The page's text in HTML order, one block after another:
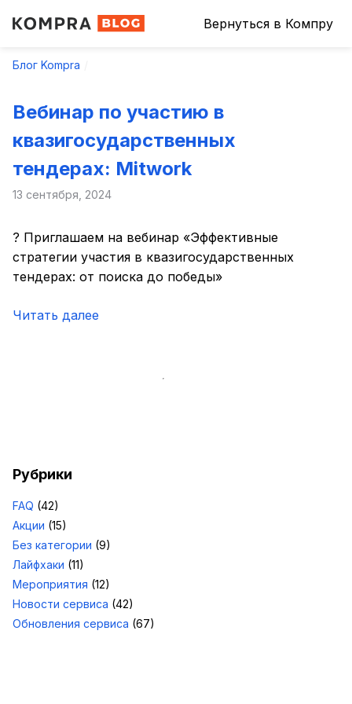
Вернуться в Компру
Блог Kompra
Вебинар по участию в
квазигосударственных
тендерах: Mitwork
13 сентября, 2024
? Приглашаем на вебинар «Эффективные
стратегии участия в квазигосударственных
тендерах: от поиска до победы»
Читать далее
Рубрики
FAQ (42)
Акции (15)
Без категории (9)
Лайфхаки (11)
Мероприятия (12)
Новости сервиса (42)
Обновления сервиса (67)